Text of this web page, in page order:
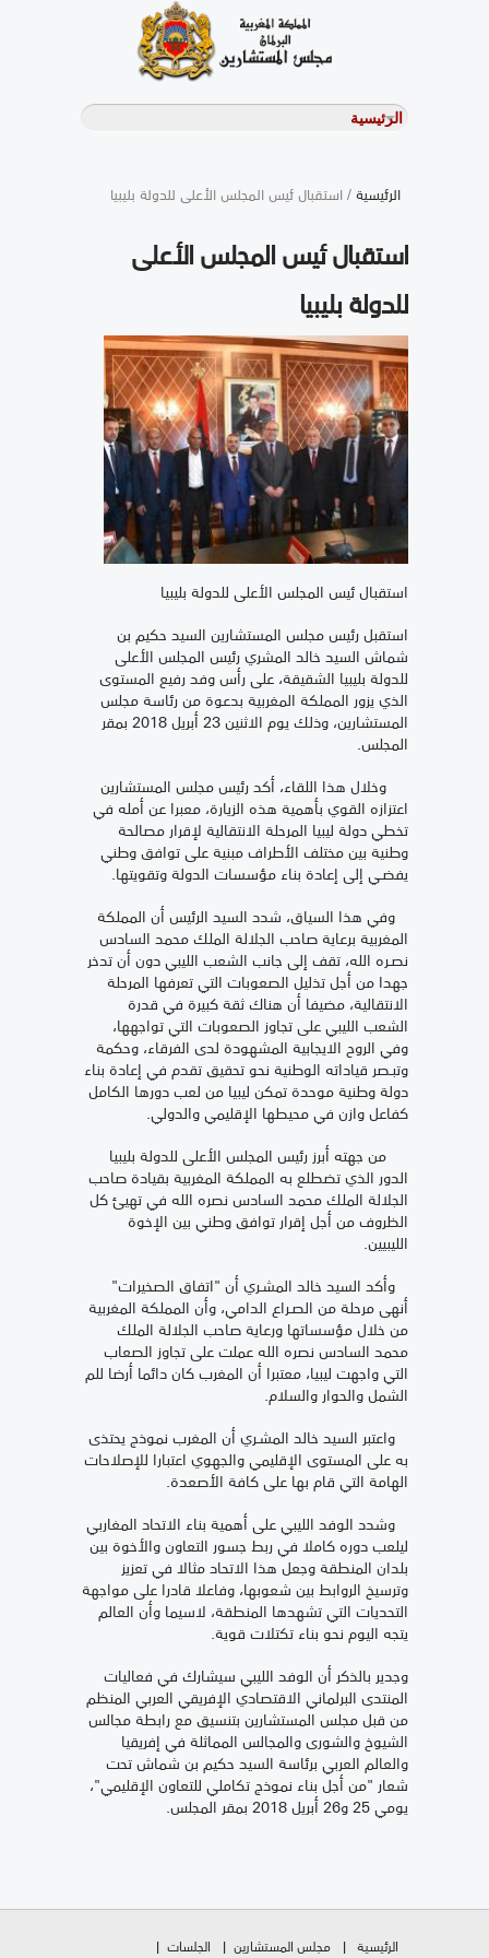
الرئيسية/ استقبال ئيس المجلس الأعلى للدولة بليبيا
استقبال ئيس المجلس الأعلى
للدولة بليبيا
استقبال ئيس المجلس الأعلى للدولة بليبيا
استقبل رئيس مجلس المستشارين السيد حكيم بن
شماش السيد خالد المشري رئيس المجلس الأعلى
للدولة بليبيا الشقيقة، على رأس وفد رفيع المستوى
الذي يزور المملكة المغربية بدعوة من رئاسة مجلس
المستشارين، وذلك يوم الاثنين 23 أبريل 2018 بمقر
المجلس.
وخلال هذا اللقاء، أكد رئيس مجلس المستشارين
اعتزازه القوي بأهمية هذه الزيارة، معبرا عن أمله في
تخطي دولة ليبيا المرحلة الانتقالية لإقرار مصالحة
وطنية بين مختلف الأطراف مبنية على توافق وطني
يفضـي إلى إعادة بناء مؤسسات الدولة وتقويتها.
وفي هذا السياق، شدد السيد الرئيس أن المملكة
المغربية برعاية صاحب الجلالة الملك محمد السادس
نصـره الله، تقف إلى جانب الشعب الليبي دون أن تدخر
جهدا من أجل تذليل الصعوبات التي تعرفها المرحلة
الانتقالية، مضيفا أن هناك ثقة كبيرة في قدرة
الشعب الليبي على تجاوز الصعوبات التي تواجهها،
وفي الروح الايجابية المشهودة لدى الفرقاء، وحكمة
وتبـصر قياداته الوطنية نحو تحقيق تقدم في إعادة بناء
دولة وطنية موحدة تمكن ليبيا من لعب دورها الكامل
كفاعل وازن في محيطها الإقليمي والدولي.
من جهته أبرز رئيس المجلس الأعلى للدولة بليبيا
الدور الذي تضطلع به المملكة المغربية بقيادة صاحب
الجلالة الملك محمد السادس نصره الله في تهيئ كل
الظروف من أجل إقرار توافق وطني بين الإخوة
الليبيين.
وأكد السيد خالد المشـري أن "اتفاق الصخيرات"
أنهى مرحلة من الصـراع الدامي، وأن المملكة المغربية
من خلال مؤسساتها ورعاية صاحب الجلالة الملك
محمد السادس نصره الله عملت على تجاوز الصعاب
التي واجهت ليبيا، معتبرا أن المغرب كان دائما أرضا للم
الشمل والحوار والسلام.
واعتبر السيد خالد المشـري أن المغرب نموذج يحتذى
به على المستوى الإقليمي والجهوي اعتبارا للإصلاحات
الهامة التي قام بها على كافة الأصعدة.
وشدد الوفد الليبي على أهمية بناء الاتحاد المغاربي
ليلعب دوره كاملا في ربط جسور التعاون والأخوة بين
بلدان المنطقة وجعل هذا الاتحاد مثالا في تعزيز
وترسيخ الروابط بين شعوبها، وفاعلا قادرا على مواجهة
التحديات التي تشهدها المنطقة، لاسيما وأن العالم
يتجه اليوم نحو بناء تكتلات قوية.
وجدير بالذكر أن الوفد الليبي سيشارك في فعاليات
المنتدى البرلماني الاقتصادي الإفريقي العربي المنظم
من قبل مجلس المستشارين بتنسيق مع رابطة مجالس
الشيوخ والشورى والمجالس المماثلة في إفريقيا
والعالم العربي برئاسة السيد حكيم بن شماش تحت
شعار "من أجل بناء نموذج تكاملي للتعاون الإقليمي"،
يومي 25 و26 أبريل 2018 بمقر المجلس.
الرئيسية مجلس المستشارين
الجلسات